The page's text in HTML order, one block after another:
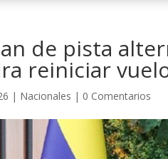
de pista
reiniciar
| Nacionales | 0 Comentarios